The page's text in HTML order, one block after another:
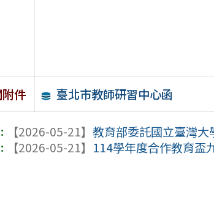
件 臺北市教師研習中心函
【2026-05-21】教育部委託國立臺灣
【2026-05-21】 114學年度合作教育盃